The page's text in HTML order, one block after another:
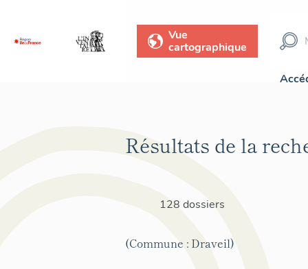
Vue
cartographique
Résultats de la
128 dossiers
(Commune : Draveil)